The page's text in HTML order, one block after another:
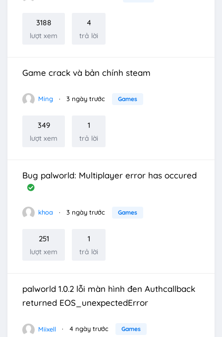
3188
lượt xem
4
trả lời
Game crack và bản chính steam
Ming 3 ngày trước Games
349
lượt xem
1
trả lời
Bug palworld: Multiplayer error has occured
khoa 3 ngày trước Games
251
lượt xem
1
trả lời
palworld 1.0.2 lỗi màn hình đen Authcallback
returned EOS_unexpectedError
Miixell 4 ngày trước Games